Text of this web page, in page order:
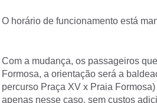
O horário de funcionamento está
Com a mudança, os passageiros
Formosa, a orientação será a
percurso Praça XV x Praia
apenas nesse caso, sem custos